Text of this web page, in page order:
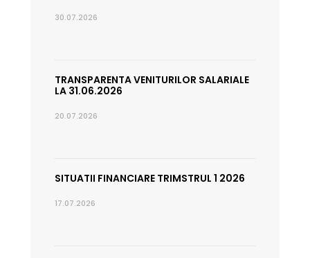
30.07.2026
TRANSPARENTA VENITURILOR SALARIALE
LA 31.06.2026
20.07.2026
SITUATII FINANCIARE TRIMSTRUL 1 2026
17.07.2026